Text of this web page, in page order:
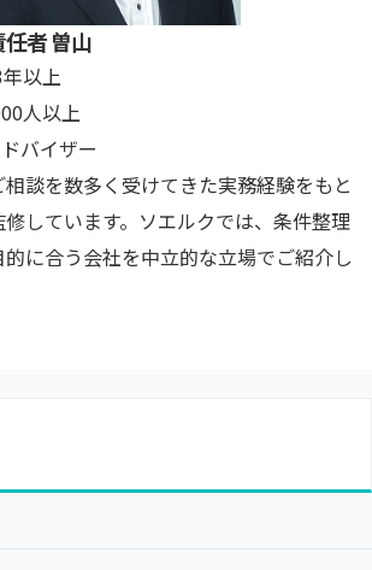
者 曽山
以上
人以上
バイザー
談を数多く受けてきた実務経験をもと
しています。ソエルクでは、条件整理
に合う会社を中立的な立場でご紹介し